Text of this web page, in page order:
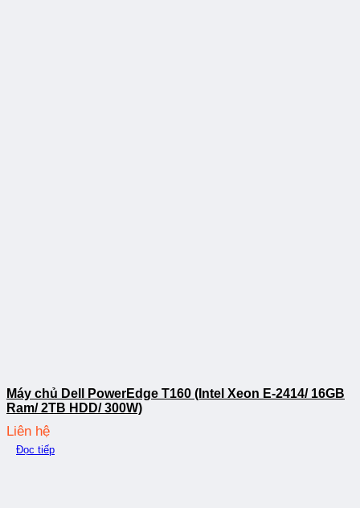
Máy chủ Dell PowerEdge T160 (Intel Xeon E-2414/ 16GB
Ram/ 2TB HDD/ 300W)
Liên hệ
Đọc tiếp